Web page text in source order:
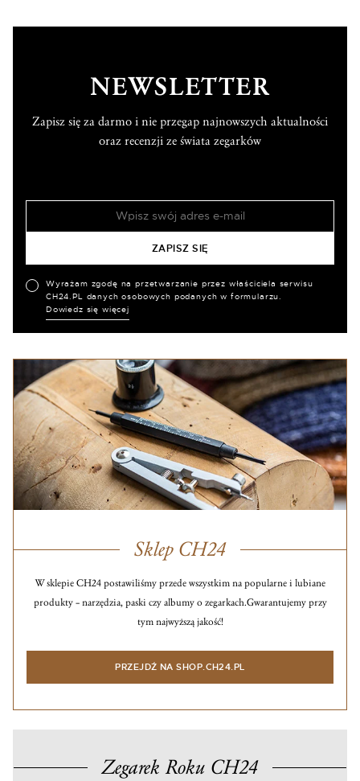
NEWSLETTER
Zapisz się za darmo i nie przegap najnowszych aktualności
oraz recenzji ze świata zegarków
Wyrażam zgodę na przetwarzanie przez właściciela serwisu
CH24.PL danych osobowych podanych w formularzu.
Dowiedz się więcej
Sklep CH24
W sklepie CH24 postawiliśmy przede wszystkim na popularne i lubiane
produkty – narzędzia, paski czy albumy o zegarkach.Gwarantujemy przy
tym najwyższą jakość!
PRZEJDŹ NA SHOP.CH24.PL
Zegarek Roku CH24